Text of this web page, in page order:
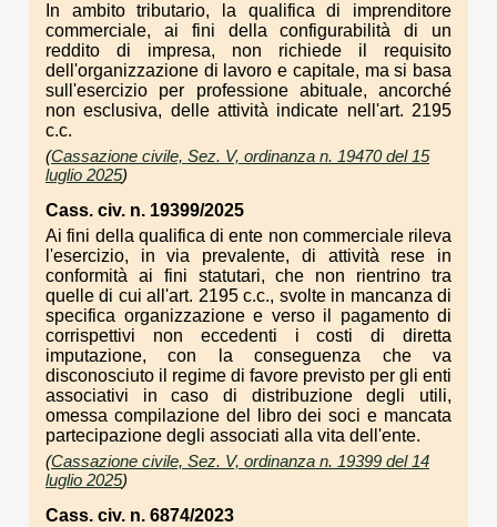
In ambito tributario, la qualifica di imprenditore
commerciale, ai fini della configurabilità di un
reddito di impresa, non richiede il requisito
dell'organizzazione di lavoro e capitale, ma si basa
sull'esercizio per professione abituale, ancorché
non esclusiva, delle attività indicate nell'art. 2195
c.c.
(Cassazione civile, Sez. V, ordinanza n. 19470 del 15
luglio 2025)
Cass. civ. n. 19399/2025
Ai fini della qualifica di ente non commerciale rileva
l'esercizio, in via prevalente, di attività rese in
conformità ai fini statutari, che non rientrino tra
quelle di cui all'art. 2195 c.c., svolte in mancanza di
specifica organizzazione e verso il pagamento di
corrispettivi non eccedenti i costi di diretta
imputazione, con la conseguenza che va
disconosciuto il regime di favore previsto per gli enti
associativi in caso di distribuzione degli utili,
omessa compilazione del libro dei soci e mancata
partecipazione degli associati alla vita dell'ente.
(Cassazione civile, Sez. V, ordinanza n. 19399 del 14
luglio 2025)
Cass. civ. n. 6874/2023